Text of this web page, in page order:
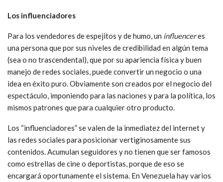
Los influenciadores
Para los vendedores de espejitos y de humo, un influenceres
una persona que por sus niveles de credibilidad en algún tema
(sea o no trascendental), que por su apariencia física y buen
manejo de redes sociales, puede convertir un negocio o una
idea en éxito puro. Obviamente son creados por el negocio del
espectáculo, imponiendo para las naciones y para la política, los
mismos patrones que para cualquier otro producto.
Los “influenciadores” se valen de la inmediatez del internet y
las redes sociales para posicionar vertiginosamente sus
contenidos. Acumulan seguidores y no tienen que ser famosos
como estrellas de cine o deportistas, porque de eso se
encargará oportunamente el sistema. En Venezuela hay varios